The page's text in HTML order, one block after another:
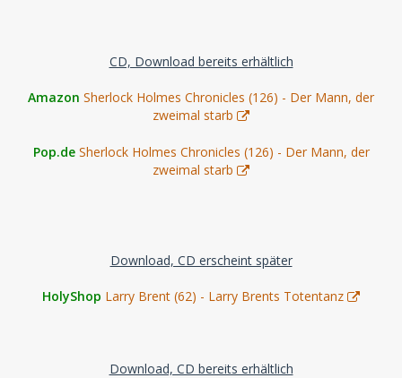
CD, Download bereits erhältlich
Amazon Sherlock Holmes Chronicles (126) - Der Mann, der
zweimal starb
Pop.de Sherlock Holmes Chronicles (126) - Der Mann, der
zweimal starb
Download, CD erscheint später
HolyShop Larry Brent (62) - Larry Brents Totentanz
Download, CD bereits erhältlich